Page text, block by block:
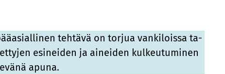
teh­tä­vä on tor­jua van­ki­lois­sa ta­
esi­nei­den ja ai­nei­den kul­keu­tu­mi­nen
apu­na.